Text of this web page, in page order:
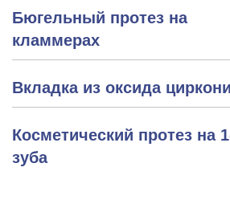
Бюгельный протез на
кламмерах
Вкладка из оксида
Косметический протез на
зуба